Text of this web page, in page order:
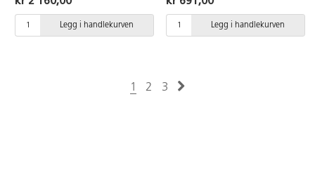
balanseøvelser og trening av
muskulatur. Den ene siden med
pigger for fotmassasje og den
Legg i handlekurven
sammen utforske hva som utløste
følelsen og hvordan man taklet
den. De sensoriske steinene kan
inkludert. Mål: Ca 45 mm.
Legg i handlekurven
1 2 3